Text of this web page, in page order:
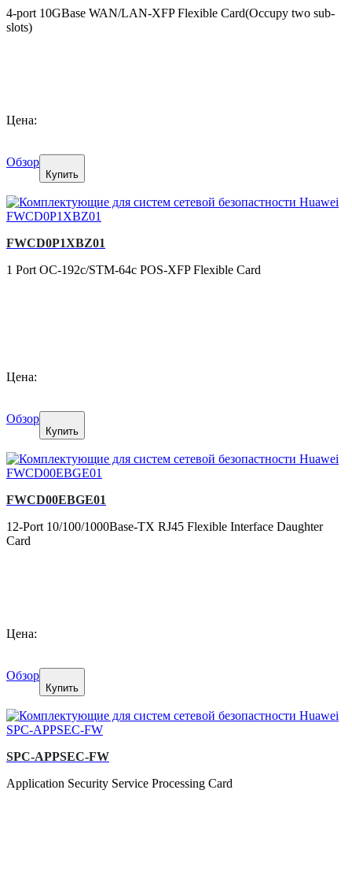
4-port 10GBase WAN/LAN-XFP Flexible Card(Occupy two sub-
slots)
Цена:
Обзор
Купить
FWCD0P1XBZ01
1 Port OC-192c/STM-64c POS-XFP Flexible Card
Цена:
Обзор
Купить
FWCD00EBGE01
12-Port 10/100/1000Base-TX RJ45 Flexible Interface Daughter
Card
Цена:
Обзор
Купить
SPC-APPSEC-FW
Application Security Service Processing Card